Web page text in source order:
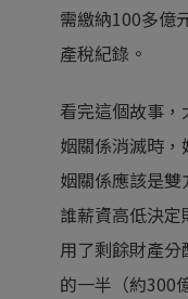
需繳納100多億
產稅紀錄。
看完這個故事
姻關係消滅時
姻關係應該是
誰薪資高低決
用了剩餘財產
的一半（約300